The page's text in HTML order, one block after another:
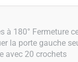
à 180° Fermeture
la porte gauche
avec 20 crochets